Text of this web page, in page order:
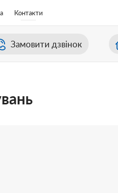
Контакти
Замовити дзвінок